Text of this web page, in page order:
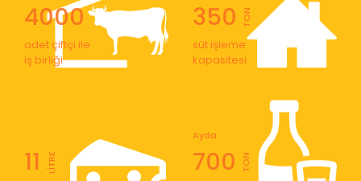
4000
adet çiftçi ile
iş birliği
350 TON
süt işleme
kapasitesi
11 LİTRE 700
Ayda
TON